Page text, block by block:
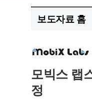
보도자료 홈
모빅스 랩
정